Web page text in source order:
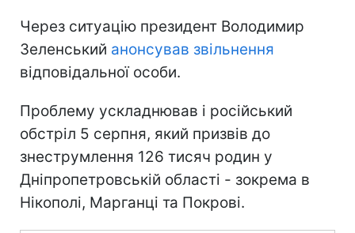
Через ситуацію президент Володимир
Зеленський анонсував звільнення
відповідальної особи.
Проблему ускладнював і російський
обстріл 5 серпня, який призвів до
знеструмлення 126 тисяч родин у
Дніпропетровській області - зокрема в
Нікополі, Марганці та Покрові.